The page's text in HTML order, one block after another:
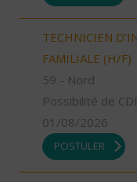
TECHNICIEN
FAMILIALE (H/F)
59 - Nord
Possibilité de
01/08/2026
POSTULER